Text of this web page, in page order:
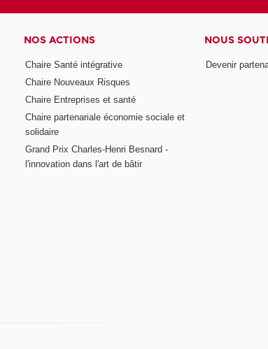
NOS ACTIONS
Chaire Santé intégrative
Chaire Nouveaux Risques
Chaire Entreprises et santé
Chaire partenariale économie sociale et
solidaire
Grand Prix Charles-Henri Besnard -
l'innovation dans l'art de bâtir
NOUS
Devenir